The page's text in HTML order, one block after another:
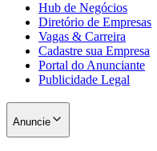
Hub de Negócios
Diretório de Empresas
Vagas & Carreira
Cadastre sua Empresa
Portal do Anunciante
Publicidade Legal
Anuncie